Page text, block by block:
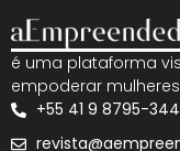
é uma plataforma
empoderar
+55 41 9 8795-